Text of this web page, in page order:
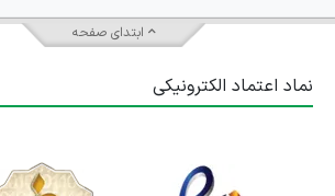
ابتدای صفحه
نماد اعتماد الکترونیکی